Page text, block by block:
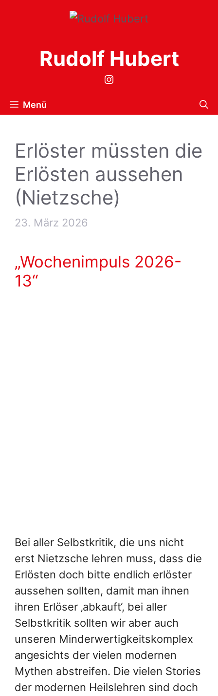
Rudolf Hubert
Instagram
Menü
Erlöster müssten die
Erlösten aussehen
(Nietzsche)
23. März 2026
„Wochenimpuls 2026-
13“
Bei aller Selbstkritik, die uns nicht
erst Nietzsche lehren muss, dass die
Erlösten doch bitte endlich erlöster
aussehen sollten, damit man ihnen
ihren Erlöser ‚abkauft‘, bei aller
Selbstkritik sollten wir aber auch
unseren Minderwertigkeitskomplex
angesichts der vielen modernen
Mythen abstreifen. Die vielen Stories
der modernen Heilslehren sind doch